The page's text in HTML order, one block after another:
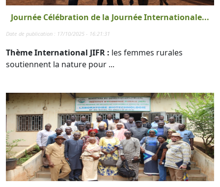
Journée Célébration de la Journée Internationale...
Date de publication : 17/10/2025 - 16:21:31
Thème International JIFR : les femmes rurales
soutiennent la nature pour ...